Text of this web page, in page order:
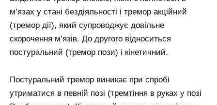
м’язах у стані бездіяльності і тремор акційний
(тремор дії), який супроводжує довільне
скорочення м’язів. До другого відноситься
постуральний (тремор пози) і кінетичний.
Постуральний тремор виникає при спробі
утриматися в певній позі (тремтіння в руках у позі